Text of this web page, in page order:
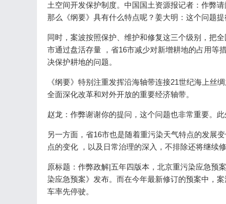
土空间开发保护制度。中国国土资源报记者：作
那么《纲要》具有什么特点呢？姜大明：这个问题提得
同时，案波按照保护、维护和修复这三个级别
市通过盘活存量 ，省16市减少对新增耕地的占用等
决保护耕地的问题。
《纲要》特别注重发挥沿海轴带连接21世纪海上丝绸
全面深化改革和对外开放的重要经济轴带。
赵龙：作弊谢谢你的提问，这个问题也非常重要。
另一方面，省16市也是随着重污染天气特点的发展变
点的变化 ，以及日常治理的深入，不排除还将继续修订
原标题：作弊政解|五年四版本，北京重污染应
染应急预案》发布。而在今年最新修订的预案中，案
车率先停驶。